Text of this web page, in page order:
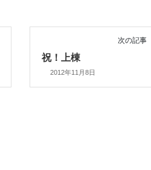
次の記事
祝！上棟
2012年11月8日